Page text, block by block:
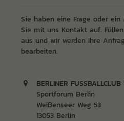
Sie haben eine Frage oder
Sie mit uns Kontakt auf.
aus und wir werden Ihre
bearbeiten.
BERLINER
Sportforum Berlin
Weißenseer Weg 53
13053 Berlin